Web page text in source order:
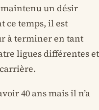
un désir
ce temps, il est
à terminer en tant
ligues différentes et
40 ans mais il n’a